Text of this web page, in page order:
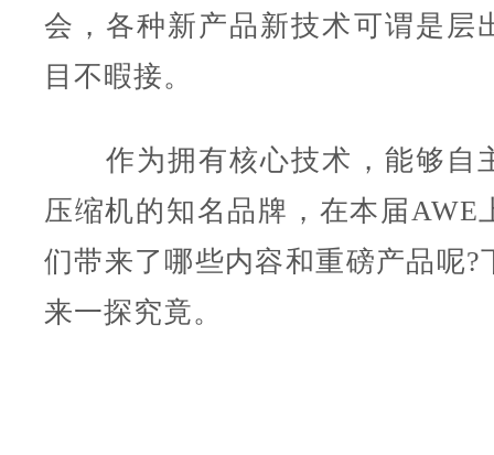
会，各种新产品新技术可谓是层
目不暇接。
作为拥有核心技术，能够自
压缩机的知名品牌，在本届AWE
们带来了哪些内容和重磅产品呢?
来一探究竟。